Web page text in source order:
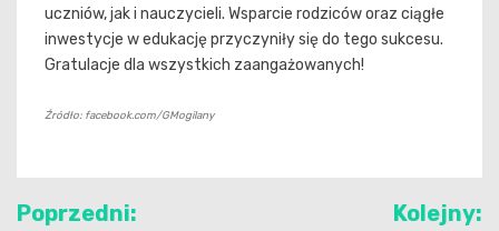
uczniów, jak i nauczycieli. Wsparcie rodziców oraz ciągłe
inwestycje w edukację przyczyniły się do tego sukcesu.
Gratulacje dla wszystkich zaangażowanych!
Źródło: facebook.com/GMogilany
Nawigacja
Poprzedni: Kolejny: